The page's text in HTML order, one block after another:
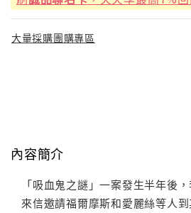
大量採購團購專區
內容簡介
「吸血鬼之謎」一案發生半年後
來信邀請福爾摩斯和愛麗絲等人